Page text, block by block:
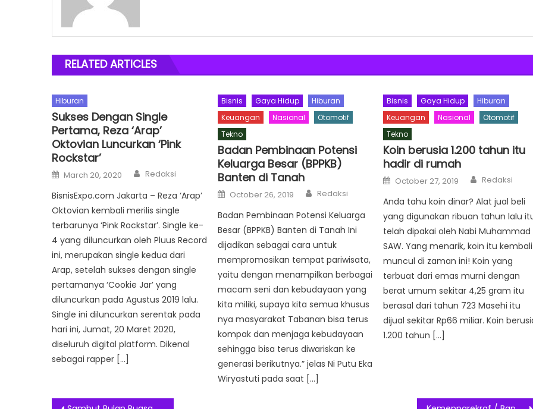
RELATED ARTICLES
Hiburan
Sukses Dengan Single
Pertama, Reza ‘Arap’
Oktovian Luncurkan ‘Pink
Rockstar’
Posted
on
March 20, 2020 Author
Redaksi
BisnisExpo.com Jakarta – Reza ‘Arap’
Oktovian kembali merilis single
terbarunya ‘Pink Rockstar’. Single ke-
4 yang diluncurkan oleh Pluus Record
ini, merupakan single kedua dari
Arap, setelah sukses dengan single
pertamanya ‘Cookie Jar’ yang
diluncurkan pada Agustus 2019 lalu.
Single ini diluncurkan serentak pada
hari ini, Jumat, 20 Maret 2020,
diseluruh digital platform. Dikenal
sebagai rapper […]
Bisnis Gaya Hidup
Hiburan
Keuangan
Nasional
Otomotif
Tekno
Badan Pembinaan Potensi
Keluarga Besar (BPPKB)
Banten di Tanah
Posted
on
October 26, 2019 Author
Redaksi
Badan Pembinaan Potensi Keluarga
Besar (BPPKB) Banten di Tanah Ini
dijadikan sebagai cara untuk
mempromosikan tempat pariwisata,
yaitu dengan menampilkan berbagai
macam seni dan kebudayaan yang
kita miliki, supaya kita semua khusus
nya masyarakat Tabanan bisa terus
kompak dan menjaga kebudayaan
sehingga bisa terus diwariskan ke
generasi berikutnya.” jelas Ni Putu Eka
Wiryastuti pada saat […]
Bisnis Gaya Hidup
Hiburan
Keuangan
Nasional
Otomotif
Tekno
Koin berusia 1.200 tahun itu
hadir di rumah
Posted
on
October 27, 2019 Author
Redaksi
Anda tahu koin dinar? Alat jual beli
yang digunakan ribuan tahun lalu
telah dipakai oleh Nabi Muhammad
SAW. Yang menarik, koin itu kembali
muncul di zaman ini! Koin yang
terbuat dari emas murni dengan
berat umum sekitar 4,25 gram itu
berasal dari tahun 723 Masehi itu
dijual sekitar Rp66 miliar. Koin
1.200 tahun […]